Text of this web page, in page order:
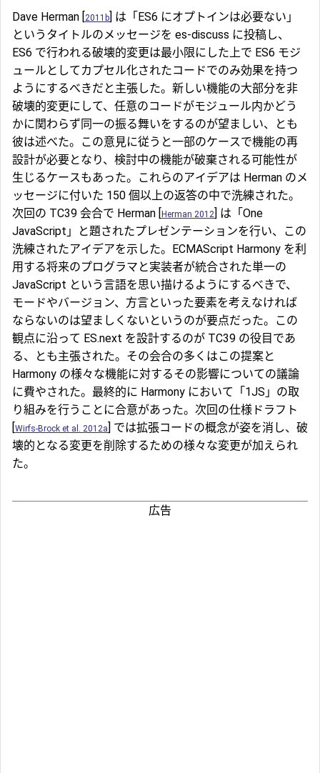
Dave Herman [2011b] は「ES6 にオプトインは必要ない」
というタイトルのメッセージを es-discuss に投稿し、
ES6 で行われる破壊的変更は最小限にした上で ES6 モジ
ュールとしてカプセル化されたコードでのみ効果を持つ
ようにするべきだと主張した。新しい機能の大部分を非
破壊的変更にして、任意のコードがモジュール内かどう
かに関わらず同一の振る舞いをするのが望ましい、とも
彼は述べた。この意見に従うと一部のケースで機能の再
設計が必要となり、検討中の機能が破棄される可能性が
生じるケースもあった。これらのアイデアは Herman のメ
ッセージに付いた 150 個以上の返答の中で洗練された。
次回の TC39 会合で Herman [Herman 2012] は「One
JavaScript」と題されたプレゼンテーションを行い、この
洗練されたアイデアを示した。ECMAScript Harmony を利
用する将来のプログラマと実装者が統合された単一の
JavaScript という言語を思い描けるようにするべきで、
モードやバージョン、方言といった要素を考えなければ
ならないのは望ましくないというのが要点だった。この
観点に沿って ES.next を設計するのが TC39 の役目であ
る、とも主張された。その会合の多くはこの提案と
Harmony の様々な機能に対するその影響についての議論
に費やされた。最終的に Harmony において「1JS」の取
り組みを行うことに合意があった。次回の仕様ドラフト
[Wirfs-Brock et al. 2012a] では拡張コードの概念が姿を消し、破
壊的となる変更を削除するための様々な変更が加えられ
た。
広告